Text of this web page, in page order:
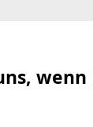
wenn